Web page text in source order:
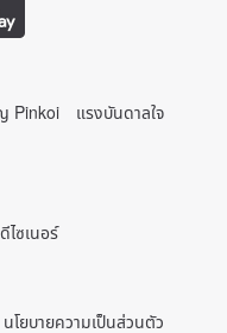
Pinkoi
แรงบันดาลใจ
ไซเนอร์
นโยบายความเป็นส่วนตัว